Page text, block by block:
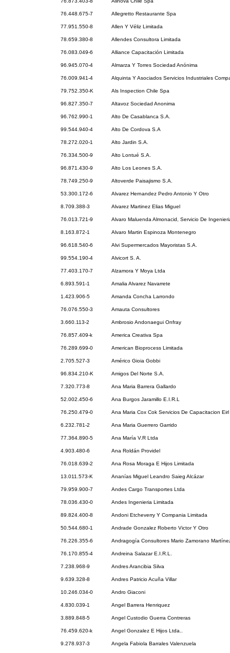
76.448.675-7 Allegretto Restaurante Spa
77.951.550-8 Allen Y Véliz Limitada
78.659.380-8 Allendes Consultora Limitada
76.083.049-6 Alliance Capacitación Limitada
96.945.070-4 Almarza Y Torres Sociedad Anónima
76.009.941-4 Alquinta Y Asociados Servicios Industriales
79.752.350-K Als Inspection Chile Spa
96.827.350-7 Altavoz Sociedad Anonima
96.762.990-1 Alto De Casablanca S.A.
99.544.940-4 Alto De Cordova S.A
78.272.020-1 Alto Jardin S.A.
76.334.500-9 Alto Lontué S.A.
96.871.430-9 Alto Los Leones S.A.
78.749.250-9 Altoverde Paisajismo S.A.
53.300.172-6 Alvarez Hernandez Pedro Antonio Y Otro
8.709.388-3 Alvarez Martinez Elias Miguel
76.013.721-9 Alvaro Maluenda Almonacid, Servicio De
8.163.872-1 Alvaro Martin Espinoza Montenegro
96.618.540-6 Alvi Supermercados Mayoristas S.A.
99.554.190-4 Alvicort S. A.
77.403.170-7 Alzamora Y Moya Ltda
6.893.591-1 Amalia Alvarez Navarrete
1.423.906-5 Amanda Concha Larrondo
76.076.550-3 Amauta Consultores
3.660.113-2 Ambrosio Andonaegui Onfray
76.857.409-k America Creativa Spa
76.289.699-0 American Bioprocess Limitada
2.705.527-3 Américo Gioia Gobbi
96.834.210-K Amigos Del Norte S.A.
7.320.773-8 Ana Maria Barrera Gallardo
52.002.450-6 Ana Burgos Jaramillo E.I.R.L
76.250.479-0 Ana Maria Cox Cok Servicios De Capacitacion Eirl
6.232.781-2 Ana Maria Guerrero Garrido
77.364.890-5 Ana María V.R Ltda
4.903.480-6 Ana Roldán Providel
76.018.639-2 Ana Rosa Moraga E Hijos Limitada
13.011.573-K Ananías Miguel Leandro Saieg Alcázar
79.959.900-7 Andes Cargo Transportes Ltda
78.036.430-0 Andes Ingenieria Limitada
89.824.400-8 Andoni Etcheverry Y Compania Limitada
50.544.680-1 Andrade Gonzalez Roberto Victor Y Otro
76.226.355-6 Andragogía Consultores Mario Zamorano
76.170.855-4 Andreina Salazar E.I.R.L.
7.238.968-9 Andres Arancibia Silva
9.639.328-8 Andres Patricio Acuña Villar
10.246.034-0 Andro Giaconi
4.830.039-1 Angel Barrera Henriquez
3.889.848-5 Angel Custodio Guerra Contreras
76.459.620-k Angel Gonzalez E Hijos Ltda..
9.278.937-3 Angela Fabiola Barrales Valenzuela